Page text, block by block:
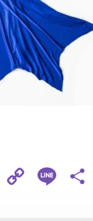
Pinterest
Copy
Line